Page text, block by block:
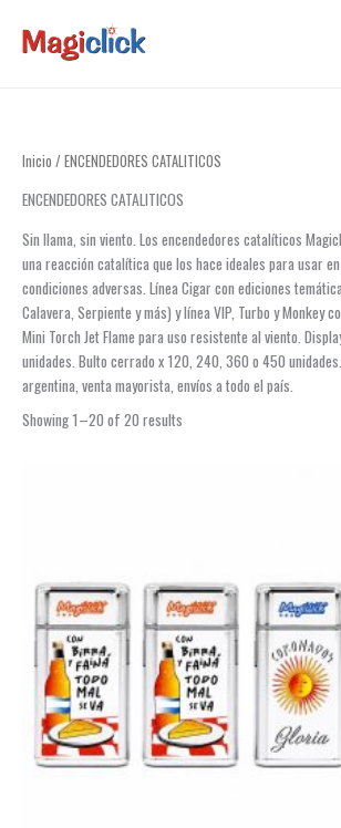
contenido
Inicio / ENCENDEDORES CATALITICOS
ENCENDEDORES CATALITICOS
Sin llama, sin viento. Los encendedores catalíticos
una reacción catalítica que los hace ideales para usar
condiciones adversas. Línea Cigar con ediciones
Calavera, Serpiente y más) y línea VIP, Turbo y Monkey
Mini Torch Jet Flame para uso resistente al viento.
unidades. Bulto cerrado x 120, 240, 360 o 450
argentina, venta mayorista, envíos a todo el país.
Showing 1–20 of 20 results